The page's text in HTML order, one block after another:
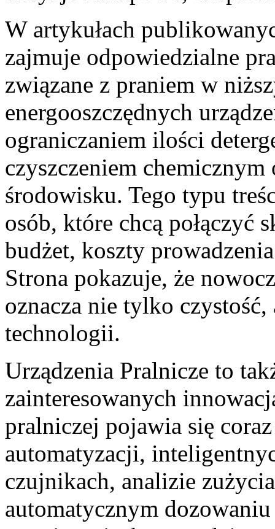
W artykułach
zajmuje odpowiedzialne
związane z praniem w
energooszczędnych
ograniczaniem ilości
czyszczeniem
środowisku. Tego typu
osób, które chcą połączyć
budżet, koszty
Strona pokazuje, że
oznacza nie tylko
technologii.
Urządzenia Pralnicze to
zainteresowanych
pralniczej pojawia się
automatyzacji,
czujnikach, analizie
automatycznym